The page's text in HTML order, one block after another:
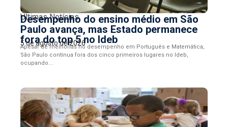
Últimas Notícias
Desempenho do ensino médio em São
Paulo avança, mas Estado permanece
fora do top 5 no Ideb
5 de agosto de 2026
Apesar de melhorias no desempenho em Português e Matemática,
São Paulo continua fora dos cinco primeiros lugares no Ideb,
ocupando...